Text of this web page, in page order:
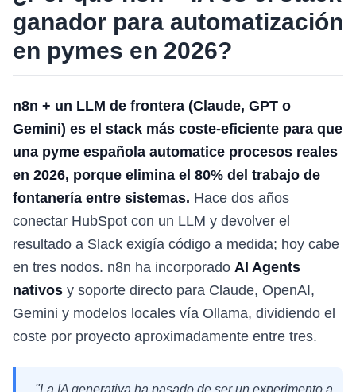
ganador para automatización
en pymes en 2026?
n8n + un LLM de frontera (Claude, GPT o
Gemini) es el stack más coste-eficiente para que
una pyme española automatice procesos reales
en 2026, porque elimina el 80% del trabajo de
fontanería entre sistemas. Hace dos años
conectar HubSpot con un LLM y devolver el
resultado a Slack exigía código a medida; hoy cabe
en tres nodos. n8n ha incorporado AI Agents
nativos y soporte directo para Claude, OpenAI,
Gemini y modelos locales vía Ollama, dividiendo el
coste por proyecto aproximadamente entre tres.
"La IA generativa ha pasado de ser un experimento a